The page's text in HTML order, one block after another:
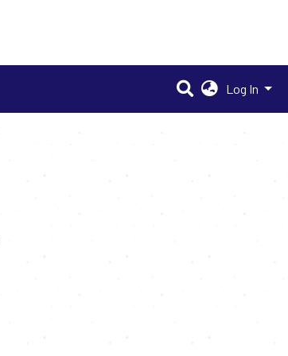
Log In